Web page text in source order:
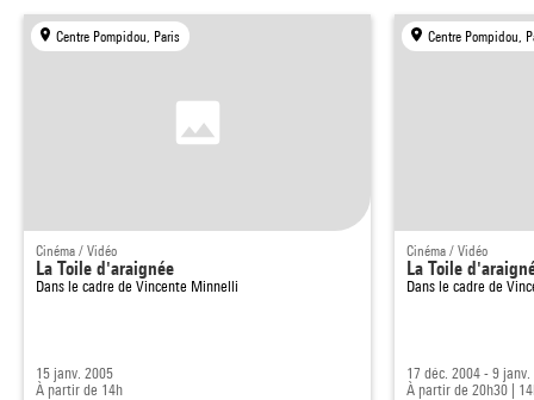
Centre Pompidou, Paris
Cinéma / Vidéo
La Toile d'araignée
Dans le cadre de Vincente Minnelli
15 janv. 2005
À partir de 14h
Centre Pompidou,
Cinéma / Vidéo
La Toile
Dans le cadre de
17 déc. 2004 - 9 janv.
À partir de 20h30